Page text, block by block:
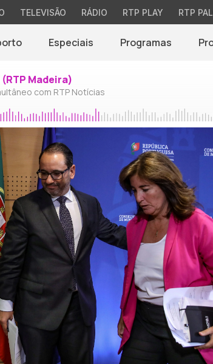
TELEVISÃO RÁDIO RTP PLAY RTP
Especiais Programas
Madeira)
com RTP Notícias